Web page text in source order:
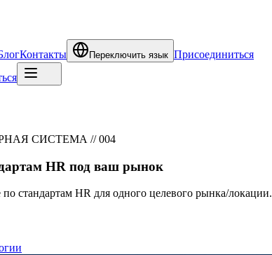
Контакты Переключить язык Присоединиться
СИСТЕМА // 004
HR под ваш рынок
стандартам HR для одного целевого рынка/локации.